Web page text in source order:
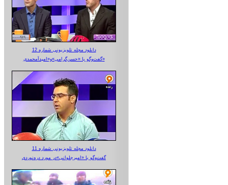
دانلود مجله تلویزیونی شماره 12
گفت‌وگو با «حسن‌گرامی»و«امیدآمحمدی»
دانلود مجله تلویزیونی شماره 11
گفت‌وگو با «امیرجلوانی»در مورد دره‌نوردی